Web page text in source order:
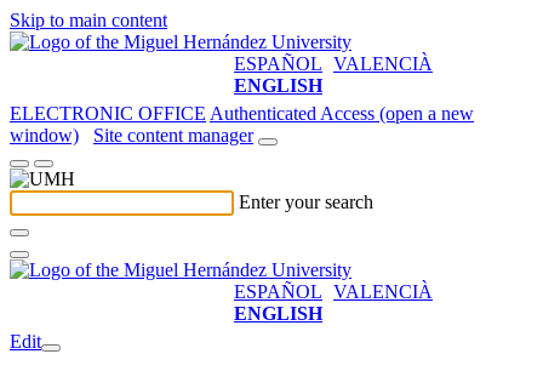
Skip to main content
ESPAÑOL VALENCIÀ
ENGLISH
ELECTRONIC OFFICE Authenticated Access (open a new
window)
Site content manager
Enter your search
ESPAÑOL VALENCIÀ
ENGLISH
Edit